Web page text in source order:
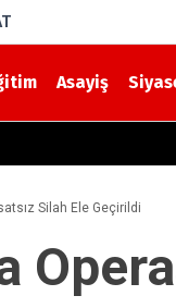
Asayiş
ile Traktör Çarpıştı
Silah Ele Geçirildi